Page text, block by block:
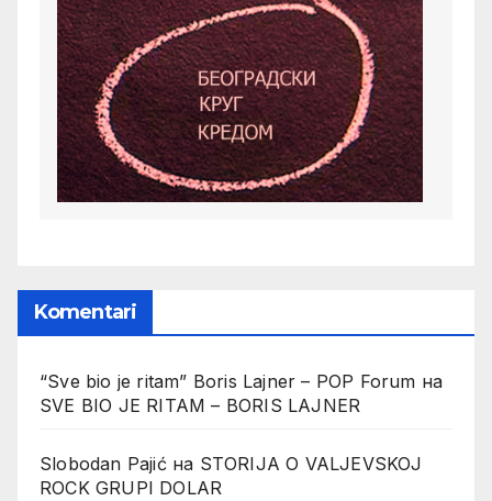
Komentari
“Sve bio je ritam” Boris Lajner – POP Forum на
SVE BIO JE RITAM – BORIS LAJNER
Slobodan Pajićна STORIJA O VALJEVSKOJ
ROCK GRUPI DOLAR